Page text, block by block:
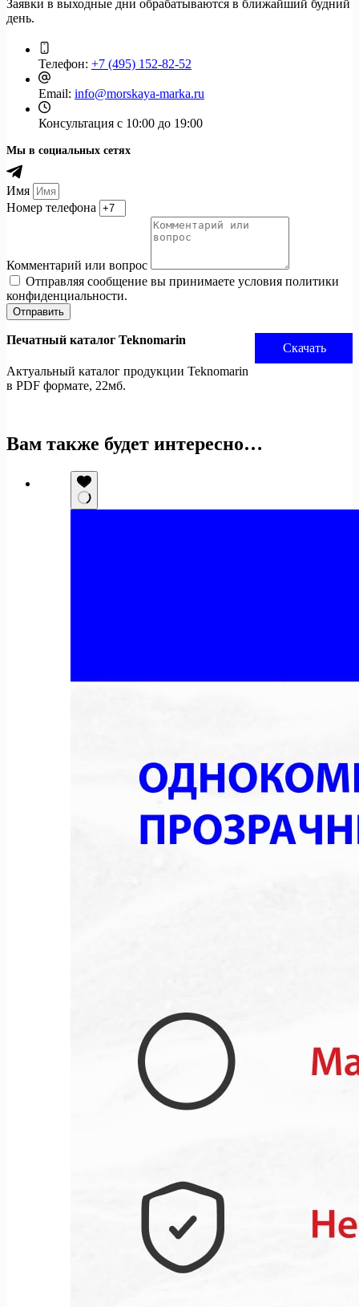
Заявки в выходные дни обрабатываются в ближайший будний
день.
Телефон: +7 (495) 152-82-52
Email: info@morskaya-marka.ru
Консультация с 10:00 до 19:00
Мы в социальных сетях
Имя
Номер телефона
Комментарий или вопрос
Отправляя сообщение вы принимаете условия политики
конфиденциальности.
Отправить
Печатный каталог Teknomarin
Скачать
Актуальный каталог продукции Teknomarin
в PDF формате, 22мб.
Вам также будет интересно…